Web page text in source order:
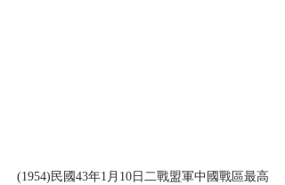
(1954)民國43年1月10日二戰盟軍中國戰區最高